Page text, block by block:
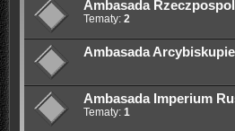
Ambasada
Tematy: 2
Ambasada
Ambasada Imperium
Tematy: 1